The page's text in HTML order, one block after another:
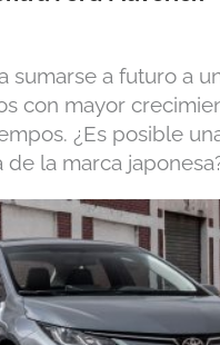
sumarse a futuro a
con mayor
¿Es posible
la marca